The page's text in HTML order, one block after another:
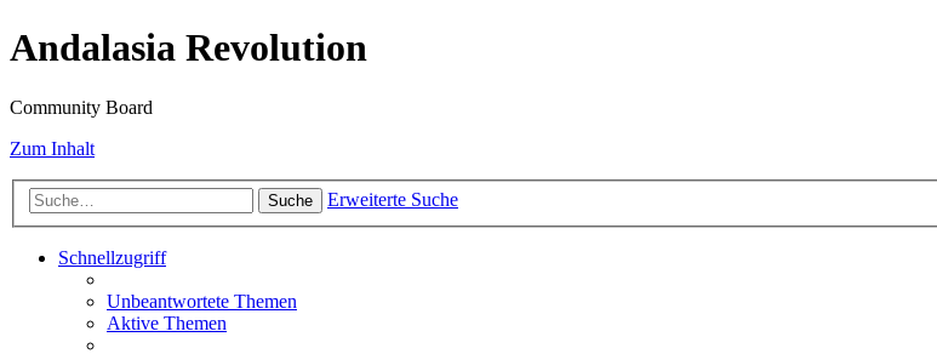
Andalasia Revolution
Community Board
Zum Inhalt
Suche Erweiterte Suche
Schnellzugriff
Unbeantwortete Themen
Aktive Themen